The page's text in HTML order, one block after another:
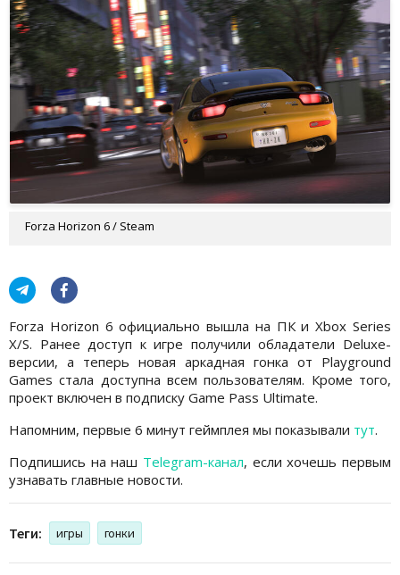
Forza Horizon 6 / Steam
Forza Horizon 6 официально вышла на ПК и Xbox Series
X/S. Ранее доступ к игре получили обладатели Deluxe-
версии, а теперь новая аркадная гонка от Playground
Games стала доступна всем пользователям. Кроме того,
проект включен в подписку Game Pass Ultimate.
Напомним, первые 6 минут геймплея мы показывали тут.
Подпишись на наш Telegram-канал, если хочешь первым
узнавать главные новости.
Теги: игры гонки